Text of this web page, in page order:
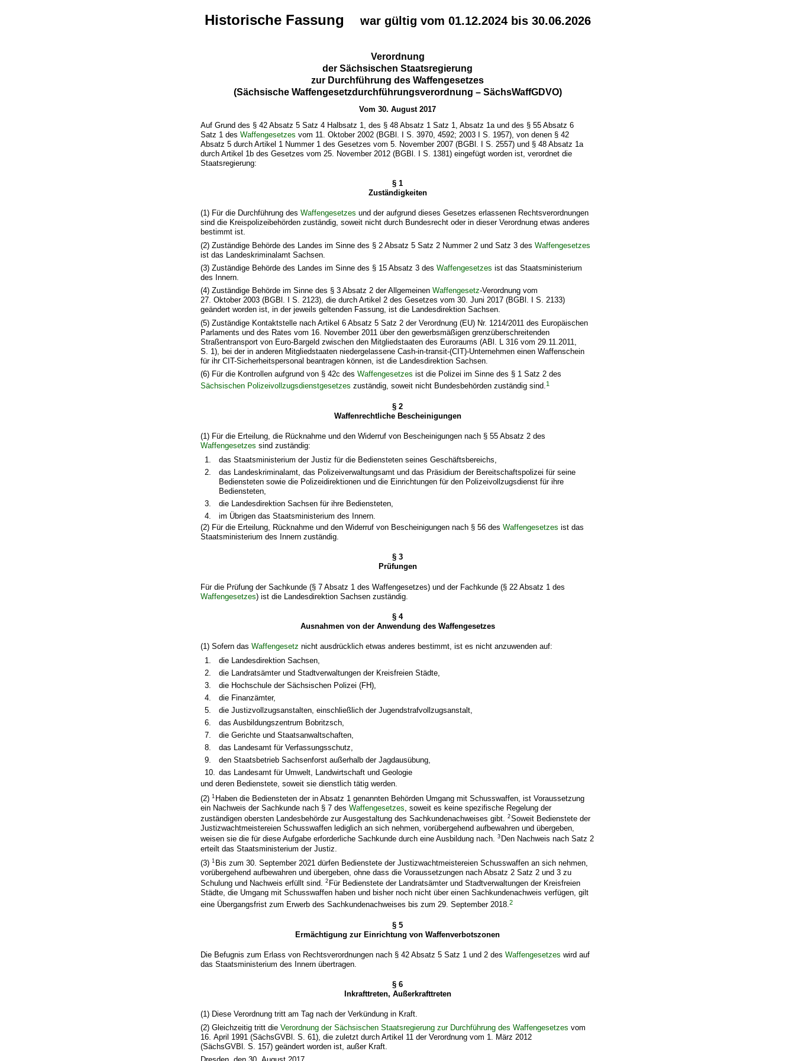
Historische Fassung war gültig vom 01.12.2024 bis 30.06.2026
Verordnung
der Sächsischen Staatsregierung
zur Durchführung des Waffengesetzes
(Sächsische Waffengesetzdurchführungsverordnung – SächsWaffGDVO)
Vom 30. August 2017
Auf Grund des § 42 Absatz 5 Satz 4 Halbsatz 1, des § 48 Absatz 1 Satz 1, Absatz 1a und des § 55 Absatz 6
Satz 1 desWaffengesetzes vom 11. Oktober 2002 (BGBl. I S. 3970, 4592; 2003 I S. 1957), von denen § 42
Absatz 5 durch Artikel 1 Nummer 1 des Gesetzes vom 5. November 2007 (BGBl. I S. 2557) und § 48 Absatz 1a
durch Artikel 1b des Gesetzes vom 25. November 2012 (BGBl. I S. 1381) eingefügt worden ist, verordnet die
Staatsregierung:
§ 1
Zuständigkeiten
(1) Für die Durchführung desWaffengesetzes und der aufgrund dieses Gesetzes erlassenen Rechtsverordnungen
sind die Kreispolizeibehörden zuständig, soweit nicht durch Bundesrecht oder in dieser Verordnung etwas anderes
bestimmt ist.
(2) Zuständige Behörde des Landes im Sinne des § 2 Absatz 5 Satz 2 Nummer 2 und Satz 3 desWaffengesetzes
ist das Landeskriminalamt Sachsen.
(3) Zuständige Behörde des Landes im Sinne des § 15 Absatz 3 desWaffengesetzes ist das Staatsministerium
des Innern.
(4) Zuständige Behörde im Sinne des § 3 Absatz 2 der AllgemeinenWaffengesetz-Verordnung vom
27. Oktober 2003 (BGBl. I S. 2123), die durch Artikel 2 des Gesetzes vom 30. Juni 2017 (BGBl. I S. 2133)
geändert worden ist, in der jeweils geltenden Fassung, ist die Landesdirektion Sachsen.
(5) Zuständige Kontaktstelle nach Artikel 6 Absatz 5 Satz 2 der Verordnung (EU) Nr. 1214/2011 des Europäischen
Parlaments und des Rates vom 16. November 2011 über den gewerbsmäßigen grenzüberschreitenden
Straßentransport von Euro-Bargeld zwischen den Mitgliedstaaten des Euroraums (ABl. L 316 vom 29.11.2011,
S. 1), bei der in anderen Mitgliedstaaten niedergelassene Cash-in-transit-(CIT)-Unternehmen einen Waffenschein
für ihr CIT-Sicherheitspersonal beantragen können, ist die Landesdirektion Sachsen.
(6) Für die Kontrollen aufgrund von § 42c desWaffengesetzes ist die Polizei im Sinne des § 1 Satz 2 des
Sächsischen Polizeivollzugsdienstgesetzes zuständig, soweit nicht Bundesbehörden zuständig sind.1
§ 2
Waffenrechtliche Bescheinigungen
(1) Für die Erteilung, die Rücknahme und den Widerruf von Bescheinigungen nach § 55 Absatz 2 des
Waffengesetzes sind zuständig:
1.
das Staatsministerium der Justiz für die Bediensteten seines Geschäftsbereichs,
2.
das Landeskriminalamt, das Polizeiverwaltungsamt und das Präsidium der Bereitschaftspolizei für seine
Bediensteten sowie die Polizeidirektionen und die Einrichtungen für den Polizeivollzugsdienst für ihre
Bediensteten,
3.
die Landesdirektion Sachsen für ihre Bediensteten,
4.
im Übrigen das Staatsministerium des Innern.
(2) Für die Erteilung, Rücknahme und den Widerruf von Bescheinigungen nach § 56 desWaffengesetzes ist das
Staatsministerium des Innern zuständig.
§ 3
Prüfungen
Für die Prüfung der Sachkunde (§ 7 Absatz 1 des Waffengesetzes) und der Fachkunde (§ 22 Absatz 1 des
Waffengesetzes) ist die Landesdirektion Sachsen zuständig.
§ 4
Ausnahmen von der Anwendung des Waffengesetzes
(1) Sofern dasWaffengesetz nicht ausdrücklich etwas anderes bestimmt, ist es nicht anzuwenden auf:
1.
die Landesdirektion Sachsen,
2.
die Landratsämter und Stadtverwaltungen der Kreisfreien Städte,
3.
die Hochschule der Sächsischen Polizei (FH),
4.
die Finanzämter,
5.
die Justizvollzugsanstalten, einschließlich der Jugendstrafvollzugsanstalt,
6.
das Ausbildungszentrum Bobritzsch,
7.
die Gerichte und Staatsanwaltschaften,
8.
das Landesamt für Verfassungsschutz,
9.
den Staatsbetrieb Sachsenforst außerhalb der Jagdausübung,
10. das Landesamt für Umwelt, Landwirtschaft und Geologie
und deren Bedienstete, soweit sie dienstlich tätig werden.
(2)1 Haben die Bediensteten der in Absatz 1 genannten Behörden Umgang mit Schusswaffen, ist Voraussetzung
ein Nachweis der Sachkunde nach § 7 desWaffengesetzes, soweit es keine spezifische Regelung der
zuständigen obersten Landesbehörde zur Ausgestaltung des Sachkundenachweises gibt.2Soweit Bedienstete der
Justizwachtmeistereien Schusswaffen lediglich an sich nehmen, vorübergehend aufbewahren und übergeben,
weisen sie die für diese Aufgabe erforderliche Sachkunde durch eine Ausbildung nach.3 Den Nachweis nach Satz 2
erteilt das Staatsministerium der Justiz.
(3)1 Bis zum 30. September 2021 dürfen Bedienstete der Justizwachtmeistereien Schusswaffen an sich nehmen,
vorübergehend aufbewahren und übergeben, ohne dass die Voraussetzungen nach Absatz 2 Satz 2 und 3 zu
Schulung und Nachweis erfüllt sind.2 Für Bedienstete der Landratsämter und Stadtverwaltungen der Kreisfreien
Städte, die Umgang mit Schusswaffen haben und bisher noch nicht über einen Sachkundenachweis verfügen, gilt
eine Übergangsfrist zum Erwerb des Sachkundenachweises bis zum 29. September 2018.2
§ 5
Ermächtigung zur Einrichtung von Waffenverbotszonen
Die Befugnis zum Erlass von Rechtsverordnungen nach § 42 Absatz 5 Satz 1 und 2 desWaffengesetzes wird auf
das Staatsministerium des Innern übertragen.
§ 6
Inkrafttreten, Außerkrafttreten
(1) Diese Verordnung tritt am Tag nach der Verkündung in Kraft.
(2) Gleichzeitig tritt dieVerordnung der Sächsischen Staatsregierung zur Durchführung des Waffengesetzes vom
16. April 1991 (SächsGVBl. S. 61), die zuletzt durch Artikel 11 der Verordnung vom 1. März 2012
(SächsGVBl. S. 157) geändert worden ist, außer Kraft.